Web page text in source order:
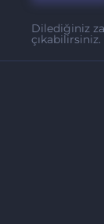
Dilediğiniz
çıkabilirsiniz.